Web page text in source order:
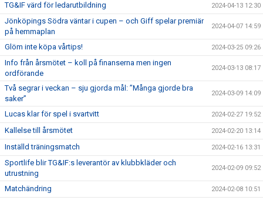
TG&IF värd för ledarutbildning 2024-04-13 12:30
Jönköpings Södra väntar i cupen – och Giff spelar premiär
på hemmaplan
2024-04-07 14:59
Glöm inte köpa vårtips! 2024-03-25 09:26
Info från årsmötet – koll på finanserna men ingen
ordförande
2024-03-13 08:17
Två segrar i veckan – sju gjorda mål: ”Många gjorde bra
saker”
2024-03-09 14:09
Lucas klar för spel i svartvitt 2024-02-27 19:52
Kallelse till årsmötet 2024-02-20 13:14
Inställd träningsmatch 2024-02-16 13:31
Sportlife blir TG&IF:s leverantör av klubbkläder och
utrustning
2024-02-09 09:52
Matchändring 2024-02-08 10:51